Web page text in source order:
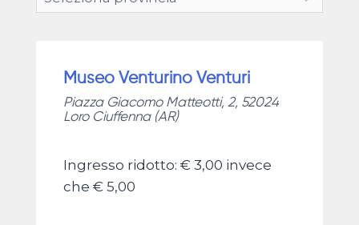
Museo Venturino Venturi
Piazza Giacomo Matteotti, 2, 52024
Loro Ciuffenna (AR)
Ingresso ridotto: € 3,00 invece
che € 5,00